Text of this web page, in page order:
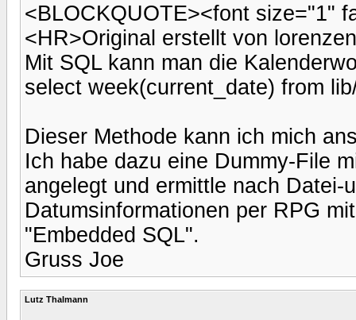
<BLOCKQUOTE><font size="1"
<HR>Original erstellt von
Mit SQL kann man die
select week(current_date) from
Dieser Methode kann ich mich
Ich habe dazu eine Dummy-File
angelegt und ermittle nach Datei-
Datumsinformationen per RPG mit
"Embedded SQL".
Gruss Joe
Lutz Thalmann